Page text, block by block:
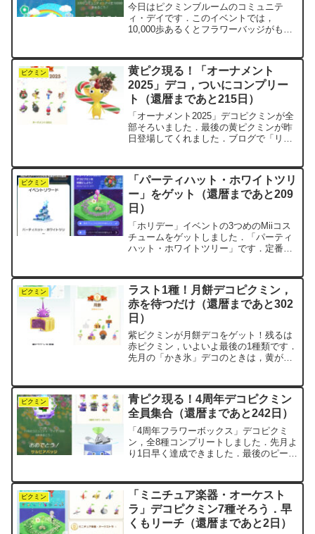
今日はピクミンブルームのコミュニテ
ィ・デイです．このイベントでは，
10,000歩あるくとフラワーバッジがもら
ません．コミュニティ・デイの醍醐味は
むしろ，ビッグ...
ピクミン
黄ピク現る！「オーナメント
2025」デコ，ついにコンプリー
ト（還暦まであと215日）
「オーナメント2025」デコピクミンが全
部そろいました．最後の黄ピクミンが昨
日登場してくれました．ブログで「リー
だと思います．そろわないときは本当に
そろわないものです...
ピクミン
「パーティハット・ホワイトツリ
ー」をゲット（還暦まであと209
日）
「ホリデー」イベントの3つめのMiiコス
チュームをゲットしました．「パーティ
ハット・ホワイトツリー」です．定番の
スタルが累計5,600個でもらえました．最
終の5つめのM...
ピクミン
ラスト1種！月餅デコピクミン，
赤を待つだけ（還暦まであと302
日）
紫ピクミンが月餅デコをゲット！残るは
赤ピクミン，いよいよ最後の1種類です．
先月の「かき氷」デコのときは，黄がな
で揃えられそう．そういえば先月，「コ
ンプしたらリアルでかき氷...
ピクミン
青ピク現る！4周年デコピクミン
全員集合（還暦まであと242日）
「4周年フラワーボックス」デコピクミ
ン，全8種コンプリートしました．先月よ
り1日早く達成できました．最後のピース
いました．どのピクミンも「4」の数字を
飾っています．ピク...
ピクミン
「ミニチュア楽器・オーケスト
ラ」デコピクミン7種そろう．早
くもリーチ（還暦まであと2日）